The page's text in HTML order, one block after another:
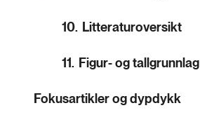
10. Litteraturoversikt
11. Figur- og tallgrunnlag
Fokusartikler og dypdykk